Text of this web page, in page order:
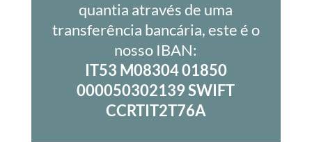
quantia através de uma
transferência bancária, este é o
nosso IBAN:
IT53 M08304 01850
000050302139 SWIFT
CCRTIT2T76A